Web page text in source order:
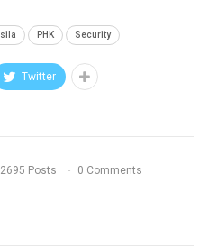
PHK Security
Twitter
2695 Posts 0 Comments